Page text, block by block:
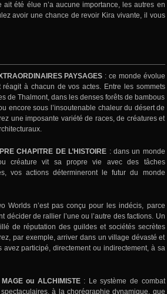
été élue n’a aucune importance, les autres en
avoir une chance de revoir Kira vivante, il vous
PAYSAGES : ce monde évolue
à chacun de vos actes. Entre les sommets
de Thalmont, dans les denses forêts de bambous
encore sous l’insoutenable chaleur du désert de
une imposante variété de races, de créatures et
CHAPITRE DE L’HISTOIRE : dans un monde
créature vit sa propre vie avec des tâches
vos actions détermineront le futur du monde
Worlds n’est pas conçu pour les indécis, parce
décider de rallier l’une ou l’autre des factions. Un
de réputation des guildes et sociétés secrètes
par exemple, arriver dans un village dévasté et
avez participé, directement ou indirectement, à sa
ou ALCHIMISTE : Le système de combat
à la chorégraphie dynamique, que